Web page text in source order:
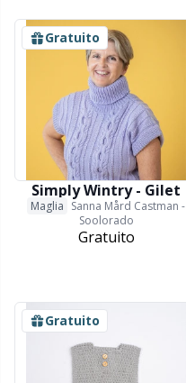
Gratuito
Simply Wintry - Gilet
Maglia Sanna Mård Castman -
Soolorado
Gratuito
Gratuito